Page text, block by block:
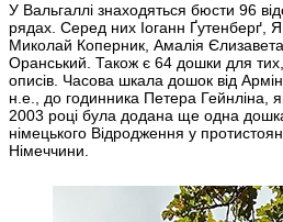
У Вальгаллі знаходяться бюсти 96
рядах. Серед них Іоганн Ґутенберґ,
Миколай Коперник, Амалія
Оранський. Також є 64 дошки для
описів. Часова шкала дошок від
н.е., до годинника Петера Гейнліна,
2003 році була додана ще одна
німецького Відродження у
Німеччини.